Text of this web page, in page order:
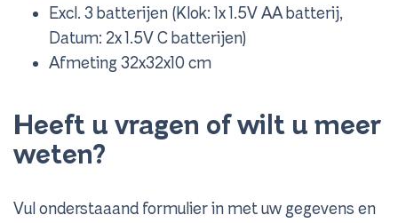
Excl. 3 batterijen (Klok: 1x 1.5V AA batterij,
Datum: 2x 1.5V C batterijen)
Afmeting 32x32x10 cm
Heeft u vragen of wilt u meer
weten?
Vul onderstaaand formulier in met uw gegevens en